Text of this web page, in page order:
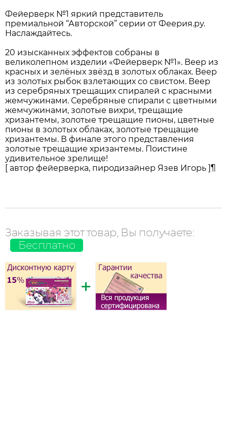
Фейерверк №1 яркий представитель
премиальной “Авторской” серии от Феерия.ру.
Наслаждайтесь.
20 изысканных эффектов собраны в
великолепном изделии «Фейерверк №1». Веер из
красных и зелёных звёзд в золотых облаках. Веер
из золотых рыбок взлетающих со свистом. Веер
из серебряных трещащих спиралей с красными
жемчужинами. Серебряные спирали с цветными
жемчужинами, золотые вихри, трещащие
хризантемы, золотые трещащие пионы, цветные
пионы в золотых облаках, золотые трещащие
хризантемы. В финале этого представления
золотые трещащие хризантемы. Поистине
удивительное зрелище!
[ автор фейерверка, пиродизайнер Язев Игорь ]¶
Заказывая этот товар, Вы получаете:
Бесплатно